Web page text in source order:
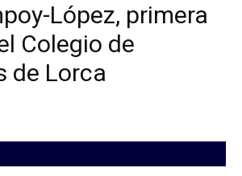
López, primera
Colegio de
de Lorca